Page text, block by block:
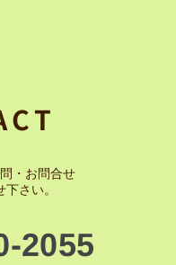
・お問合せ
さい。
2055